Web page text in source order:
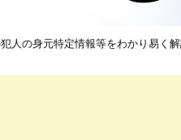
の身元特定情報等をわかり易く